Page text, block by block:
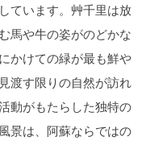
ています。艸千里は放
馬や牛の姿がのどかな
かけての緑が最も鮮や
渡す限りの自然が訪れ
動がもたらした独特の
景は、阿蘇ならではの